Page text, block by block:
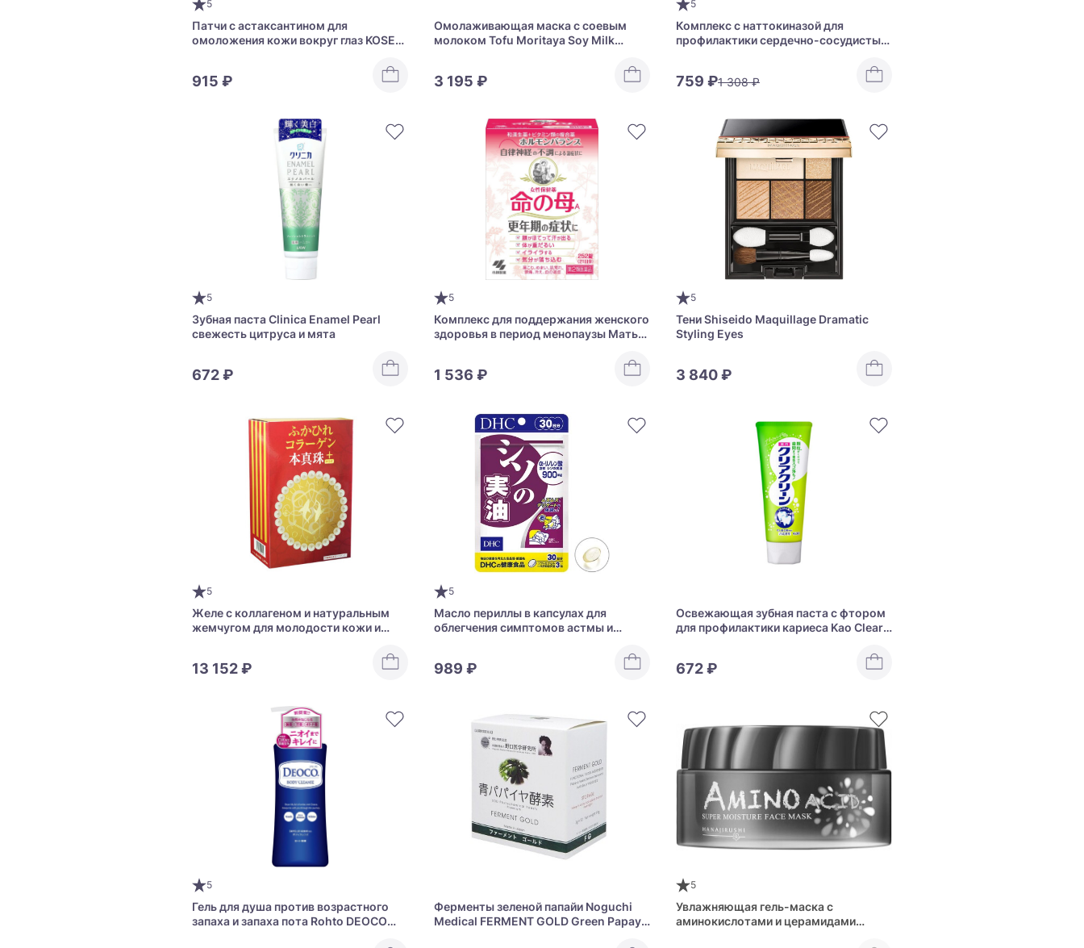
5
Патчи с астаксантином для
омоложения кожи вокруг глаз KOSE
915 ₽
Омолаживающая маска с соевым
молоком Tofu Moritaya Soy Milk
3 195 ₽
5
Комплекс с наттокиназой для
профилактики сердечно-сосудистых
759 ₽1 308 ₽
5
Зубная паста Clinica Enamel Pearl
cвежесть цитруса и мята
672 ₽
5
Комплекс для поддержания женского
здоровья в период менопаузы Мать
1 536 ₽
5
Тени Shiseido Maquillage Dramatic
Styling Eyes
3 840 ₽
5
Желе с коллагеном и натуральным
жемчугом для молодости кожи и
13 152 ₽
5
Масло периллы в капсулах для
облегчения симптомов астмы и
989 ₽
Освежающая зубная паста с фтором
для профилактики кариеса Kao Clear
672 ₽
5
Гель для душа против возрастного
запаха и запаха пота Rohto DEOCO
Ферменты зеленой папайи Noguchi
Medical FERMENT GOLD Green Papaya
5
Увлажняющая гель-маска с
аминокислотами и церамидами